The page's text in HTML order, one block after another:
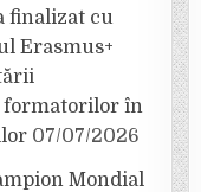
finalizat cu
Erasmus+
formatorilor în
07/07/2026
Mondial